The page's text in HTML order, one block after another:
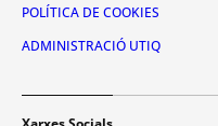
POLÍTICA DE COOKIES
ADMINISTRACIÓ UTIQ